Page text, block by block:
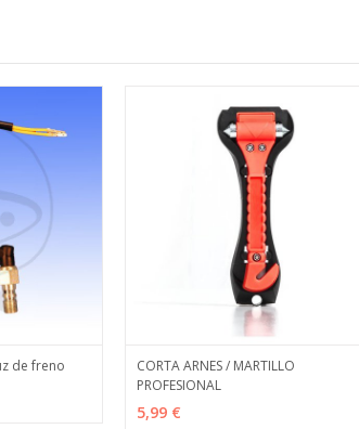
de freno
AÑADIR
CORTA ARNES / MARTILLO
PROFESIONAL
5,99 €